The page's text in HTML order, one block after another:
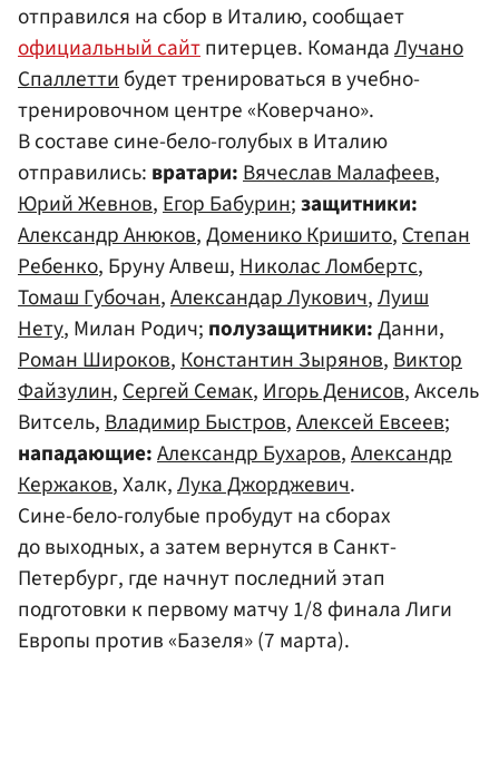
отправился на сбор в Италию, сообщает
официальный сайтпитерцев. КомандаЛучано
Спаллеттибудет тренироваться в учебно-
тренировочном центре «Коверчано».
В составе сине-бело-голубых в Италию
отправились: вратари:Вячеслав Малафеев,
Юрий Жевнов,Егор Бабурин;защитники:
Александр Анюков,Доменико Кришито,Степан
Ребенко, Бруну Алвеш,Николас Ломбертс,
Томаш Губочан,Александар Лукович,Луиш
Нету, Милан Родич; полузащитники:Данни,
Роман Широков,Константин Зырянов,Виктор
Файзулин,Сергей Семак,Игорь Денисов, Аксель
Витсель,Владимир Быстров,Алексей Евсеев;
нападающие:Александр Бухаров,Александр
Кержаков, Халк,Лука Джорджевич.
Сине-бело-голубые пробудут на сборах
до выходных, а затем вернутся в Санкт-
Петербург, где начнут последний этап
подготовки к первому матчу 1/8 финала Лиги
Европы против «Базеля» (7 марта).